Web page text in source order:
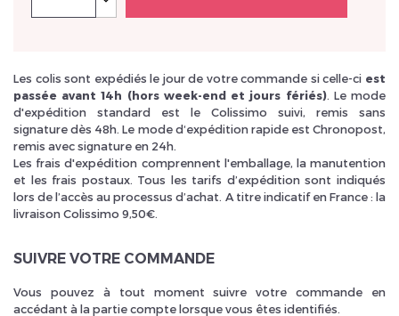
Inscrivez vous et ainsi bénéficier des tarifs professionnel
Les colis sont expédiés le jour de votre commande si celle-ci est
passée avant 14h (hors week-end et jours fériés). Le mode
d'expédition standard est le Colissimo suivi, remis sans
signature dès 48h. Le mode d‘expédition rapide est Chronopost,
remis avec signature en 24h.
Les frais d'expédition comprennent l'emballage, la manutention
et les frais postaux. Tous les tarifs d’expédition sont indiqués
lors de l’accès au processus d’achat. A titre indicatif en France : la
livraison Colissimo 9,50€.
SUIVRE VOTRE COMMANDE
Vous pouvez à tout moment suivre votre commande en
accédant à la partie compte lorsque vous êtes identifiés.